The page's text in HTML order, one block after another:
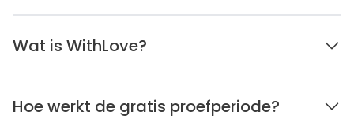
Wat is WithLove?
Hoe werkt de gratis proefperiode?